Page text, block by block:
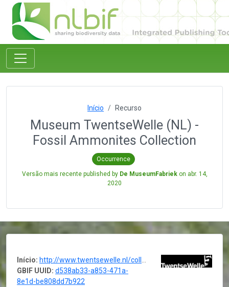
Início Recurso
Museum TwentseWelle (NL) -
Fossil Ammonites Collection
Occurrence
Versão mais recente published by De MuseumFabriekon abr. 14,
2020
Início: http://www.twentsewelle.nl/collecties/collectie-twentsewelle/geologica
GBIF UUID: d538ab33-a853-471a-
8e1d-be808dd7b922